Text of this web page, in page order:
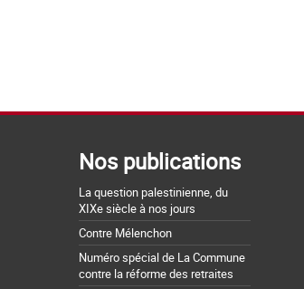
Nos publications
La question palestinienne, du
XIXe siècle à nos jours
Contre Mélenchon
Numéro spécial de La Commune
contre la réforme des retraites